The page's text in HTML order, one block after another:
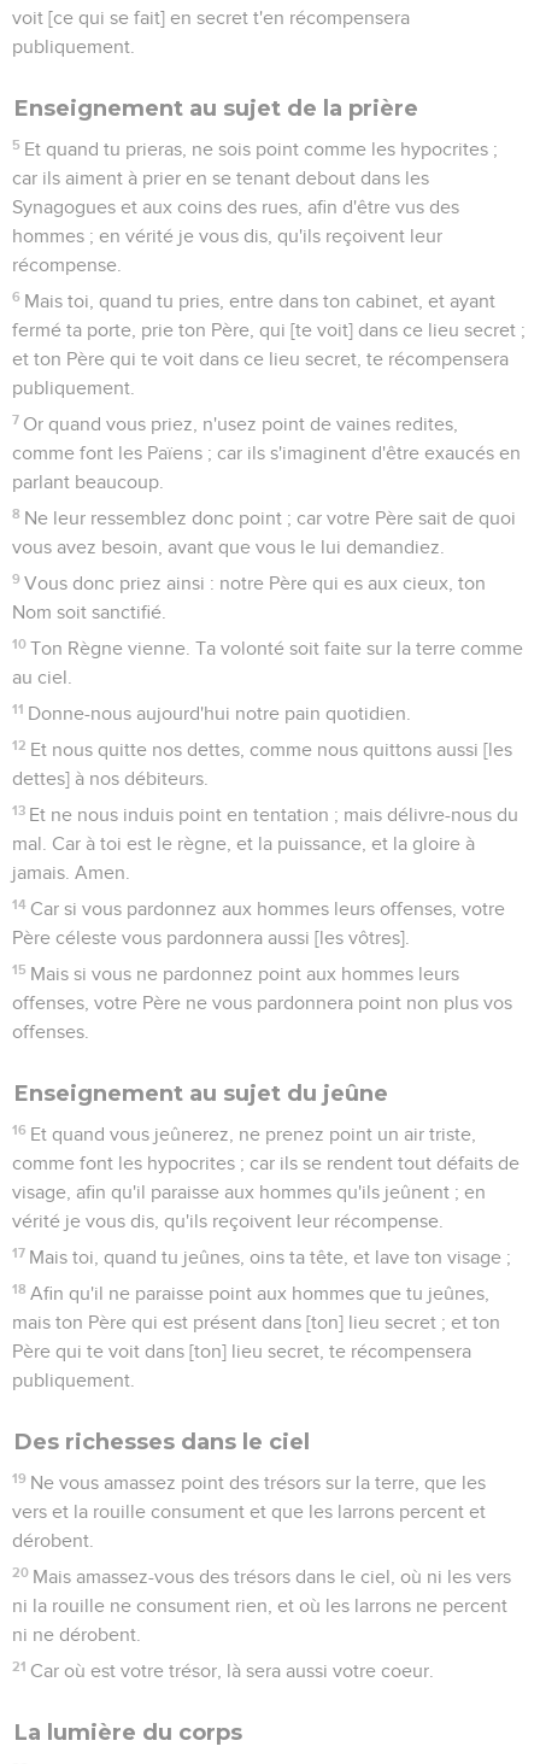
voit [ce qui se fait] en secret t'en récompensera
publiquement.
Enseignement au sujet de la prière
5 Et quand tu prieras, ne sois point comme les hypocrites ;
car ils aiment à prier en se tenant debout dans les
Synagogues et aux coins des rues, afin d'être vus des
hommes ; en vérité je vous dis, qu'ils reçoivent leur
récompense.
6 Mais toi, quand tu pries, entre dans ton cabinet, et ayant
fermé ta porte, prie ton Père, qui [te voit] dans ce lieu secret ;
et ton Père qui te voit dans ce lieu secret, te récompensera
publiquement.
7 Or quand vous priez, n'usez point de vaines redites,
comme font les Païens ; car ils s'imaginent d'être exaucés en
parlant beaucoup.
8 Ne leur ressemblez donc point ; car votre Père sait de quoi
vous avez besoin, avant que vous le lui demandiez.
9 Vous donc priez ainsi : notre Père qui es aux cieux, ton
Nom soit sanctifié.
10 Ton Règne vienne. Ta volonté soit faite sur la terre comme
au ciel.
11 Donne-nous aujourd'hui notre pain quotidien.
12 Et nous quitte nos dettes, comme nous quittons aussi [les
dettes] à nos débiteurs.
13 Et ne nous induis point en tentation ; mais délivre-nous du
mal. Car à toi est le règne, et la puissance, et la gloire à
jamais. Amen.
14 Car si vous pardonnez aux hommes leurs offenses, votre
Père céleste vous pardonnera aussi [les vôtres].
15 Mais si vous ne pardonnez point aux hommes leurs
offenses, votre Père ne vous pardonnera point non plus vos
offenses.
Enseignement au sujet du jeûne
16 Et quand vous jeûnerez, ne prenez point un air triste,
comme font les hypocrites ; car ils se rendent tout défaits de
visage, afin qu'il paraisse aux hommes qu'ils jeûnent ; en
vérité je vous dis, qu'ils reçoivent leur récompense.
17 Mais toi, quand tu jeûnes, oins ta tête, et lave ton visage ;
18 Afin qu'il ne paraisse point aux hommes que tu jeûnes,
mais ton Père qui est présent dans [ton] lieu secret ; et ton
Père qui te voit dans [ton] lieu secret, te récompensera
publiquement.
Des richesses dans le ciel
19 Ne vous amassez point des trésors sur la terre, que les
vers et la rouille consument et que les larrons percent et
dérobent.
20 Mais amassez-vous des trésors dans le ciel, où ni les vers
ni la rouille ne consument rien, et où les larrons ne percent
ni ne dérobent.
21 Car où est votre trésor, là sera aussi votre coeur.
La lumière du corps